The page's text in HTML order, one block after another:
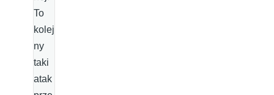
To
kolej
ny
taki
atak